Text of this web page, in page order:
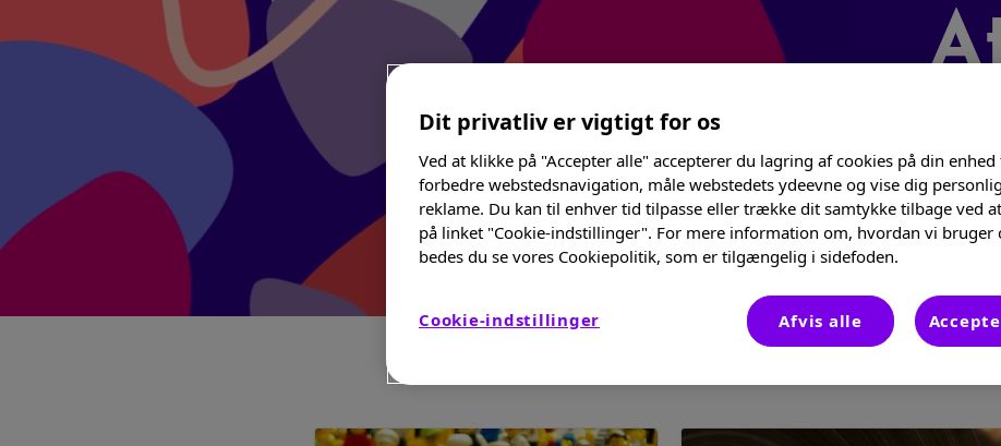
Dit privatliv er vigtigt for os
Ved at klikke på "Accepter alle" accepterer du lagring af cookies på din
forbedre webstedsnavigation, måle webstedets ydeevne og vise dig personlig
reklame. Du kan til enhver tid tilpasse eller trække dit samtykke tilbage ved
på linket "Cookie-indstillinger". For mere information om, hvordan vi bruger
bedes du se vores Cookiepolitik, som er tilgængelig i sidefoden.
Cookie-indstillinger Afvis alle